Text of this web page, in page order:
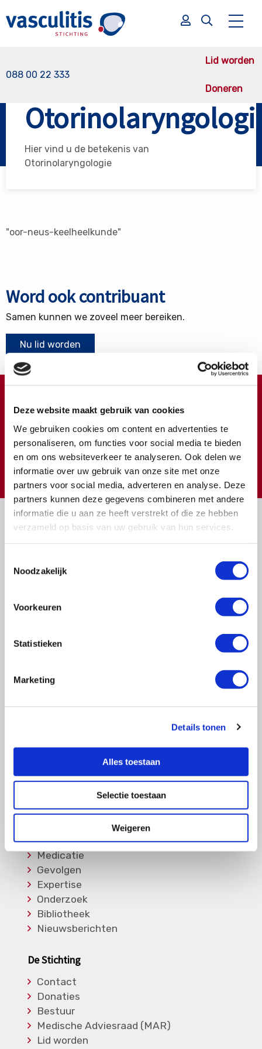
Deze website maakt gebruik van cookies
We gebruiken cookies om content en advertenties te
personaliseren, om functies voor social media te bieden
en om ons websiteverkeer te analyseren. Ook delen we
informatie over uw gebruik van onze site met onze
partners voor social media, adverteren en analyse. Deze
partners kunnen deze gegevens combineren met andere
informatie die u aan ze heeft verstrekt of die ze hebben
verzameld op basis van uw gebruik van hun services.
Noodzakelijk
Voorkeuren
Statistieken
Marketing
Details tonen
Alles toestaan
Selectie toestaan
Weigeren
088 00 22 333
Lid worden
Doneren
Zoek
Zoek
Hier vind u de betekenis van
Otorinolaryngologie
"oor-neus-keelheelkunde"
Word ook contribuant
Samen kunnen we zoveel meer bereiken.
Nu lid worden
Doneren ?
Meer weten over wat we met uw extra gift doen?
€ Doneer
Vragen?
of bel ons op:
Takayasu
Informatie
Soorten Vasculitis
Medicatie
Gevolgen
Expertise
Onderzoek
Bibliotheek
Nieuwsberichten
De Stichting
Contact
Donaties
Bestuur
Medische Adviesraad (MAR)
Lid worden